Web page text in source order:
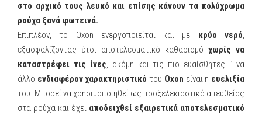
στο αρχικό τους λευκό και επίσης κάνουν τα πολύχρωμα
ρούχα ξανά φωτεινά.
Επιπλέον, το Oxon ενεργοποιείται και με κρύο νερό,
εξασφαλίζοντας έτσι αποτελεσματικό καθαρισμό χωρίς να
καταστρέφει τις ίνες, ακόμη και τις πιο ευαίσθητες. Ένα
άλλο ενδιαφέρον χαρακτηριστικότου Oxon είναι η ευελιξία
του. Μπορεί να χρησιμοποιηθεί ως προξελεκιαστικό απευθείας
στα ρούχα και έχει αποδειχθεί εξαιρετικά αποτελεσματικό